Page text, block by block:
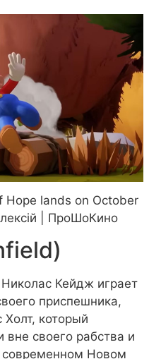
Hope lands on October
| ПроШоКино
Кейдж играет
приспешника,
Холт, который
вне своего рабства и
современном Новом